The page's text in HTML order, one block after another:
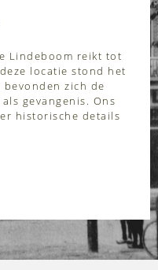
Lindeboom reikt tot
locatie stond het
zich de
gevangenis. Ons
historische details